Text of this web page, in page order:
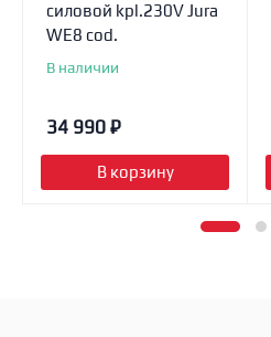
силовой kpl.230V Jura
WE8 cod.
В наличии
34 990 ₽
В корзину